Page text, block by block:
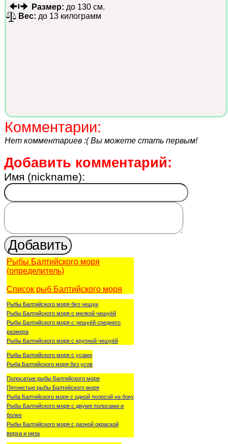
Размер: до 130 см.
Вес: до 13 килограмм
Комментарии:
Нет комментариев :( Вы можете стать первым!
Добавить комментарий:
Имя (nickname):
Рыбы Балтийского моря
(определитель)
Список рыб Балтийского моря
Рыбы Балтийского моря без чешуи
Рыбы Балтийского моря с мелкой чешуёй
Рыбы Балтийского моря с чешуёй среднего
размера
Рыбы Балтийского моря с крупной чешуёй
Рыбы Балтийского моря с усами
Рыба Балтийского моря без усов
Полосатые рыбы Балтийского моря
Пятнистые рыбы Балтийского моря
Рыба Балтийского моря с одной полосой на боку
Рыбы Балтийского моря с двумя полосами и
более
Рыбы Балтийского моря с разной окраской
верха и низа